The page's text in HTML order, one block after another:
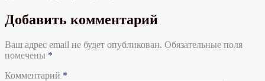
Добавить комментарий
Ваш адрес email не будет опубликован. Обязательные поля
помечены *
Комментарий *